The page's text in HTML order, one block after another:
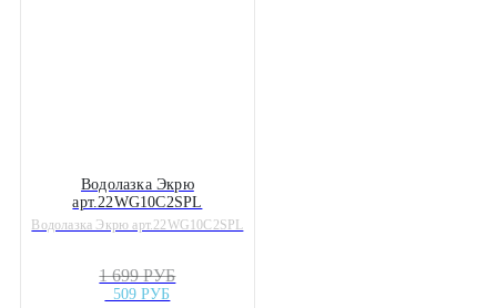
Водолазка Экрю
арт.22WG10C2SPL
Водолазка Экрю арт.22WG10C2SPL
1 699 РУБ
509 РУБ